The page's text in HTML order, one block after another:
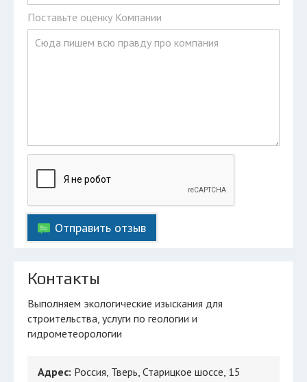
Поставьте оценку Компании
Отправить отзыв
Контакты
Выполняем экологические изыскания для
строительства, услуги по геологии и
гидрометеорологии
Адрес: Россия, Тверь, Старицкое шоссе, 15